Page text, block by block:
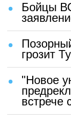
Бойцы
грозит
"Новое
встрече